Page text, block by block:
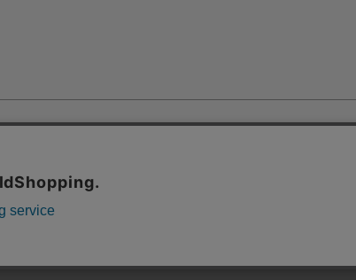
用いたします。詳細に関しては「